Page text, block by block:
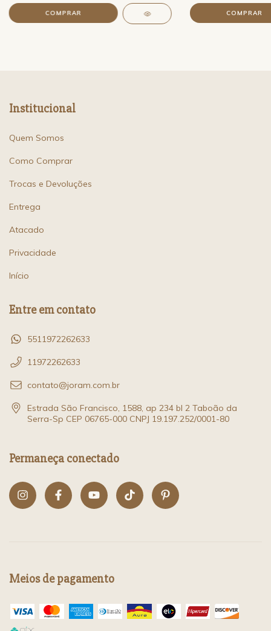
Institucional
Quem Somos
Como Comprar
Trocas e Devoluções
Entrega
Atacado
Privacidade
Início
Entre em contato
5511972262633
11972262633
contato@joram.com.br
Estrada São Francisco, 1588, ap 234 bl 2 Taboão da
Serra-Sp CEP 06765-000 CNPJ 19.197.252/0001-80
Permaneça conectado
Meios de pagamento